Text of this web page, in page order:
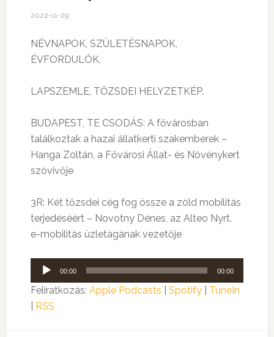
2022-11-29
NÉVNAPOK, SZÜLETÉSNAPOK,
ÉVFORDULÓK.
LAPSZEMLE, TŐZSDEI HELYZETKÉP.
BUDAPEST, TE CSODÁS: A fővárosban
találkoztak a hazai állatkerti szakemberek –
Hanga Zoltán, a Fővárosi Állat- és Növénykert
szóvivője
3R: Két tőzsdei cég fog össze a zöld mobilitás
terjedéséért – Novotny Dénes, az Alteo Nyrt.
e-mobilitás üzletágának vezetője
Audió
lejátszó
00:00 00:00
Feliratkozás: Apple Podcasts Spotify| TuneIn
RSS